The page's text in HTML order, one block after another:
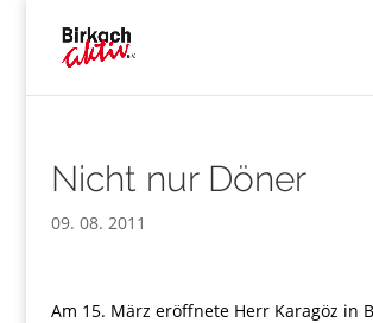
Nicht nur Döner
09. 08. 2011
Am 15. März eröffnete Herr Karagöz in